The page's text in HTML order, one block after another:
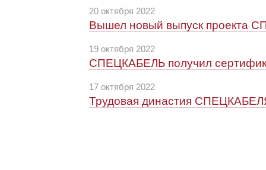
20 октября 2022
Вышел новый выпуск проекта
19 октября 2022
СПЕЦКАБЕЛЬ получил
17 октября 2022
Трудовая династия